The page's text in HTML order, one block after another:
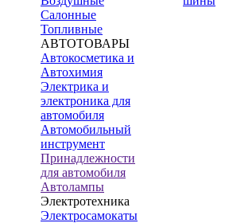
Салонные
Топливные
АВТОТОВАРЫ
Автокосметика и
Автохимия
Электрика и
электроника для
автомобиля
Автомобильный
инструмент
Принадлежности
для автомобиля
Автолампы
Электротехника
Электросамокаты